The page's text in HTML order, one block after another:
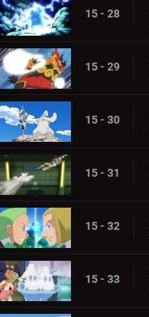
15 - 28
15 - 29
15 - 30
15 - 31
15 - 32
15 - 33